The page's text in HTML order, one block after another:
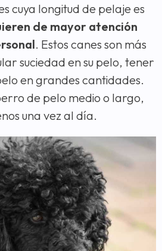
cuya longitud de pelaje es
de mayor atención
. Estos canes son más
suciedad en su pelo, tener
en grandes cantidades.
de pelo medio o largo,
una vez al día.